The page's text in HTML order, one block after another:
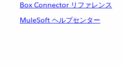
Box Connector リファレンス
MuleSoft ヘルプセンター